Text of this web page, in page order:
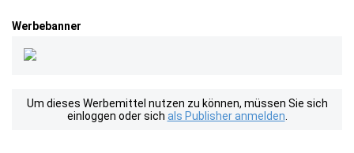
Werbebanner
Um dieses Werbemittel nutzen zu können, müssen Sie sich
einloggen oder sich als Publisher anmelden